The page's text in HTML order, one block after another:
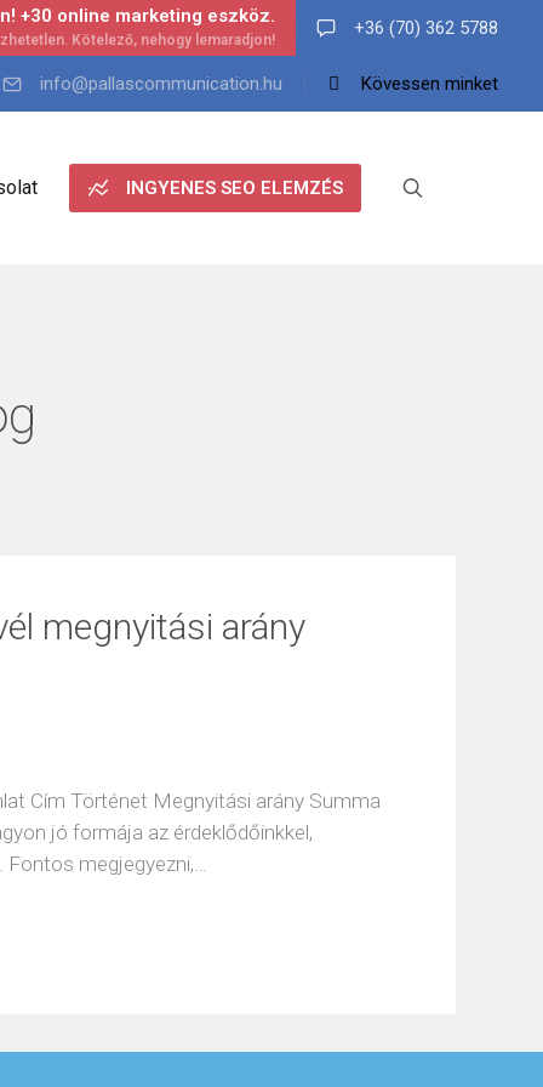
+30 online marketing eszköz.
+36 (70) 362 5788
info@pallascommunication.hu Kövessen minket
INGYENES SEO ELEMZÉS
megnyitási arány
Cím Történet Megnyitási arány Summa
jó formája az érdeklődőinkkel,
Fontos megjegyezni,…